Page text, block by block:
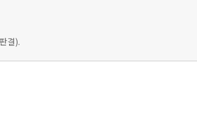
결).